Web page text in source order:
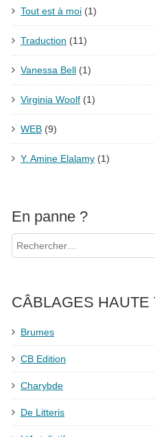
Tout est à moi (1)
Traduction (11)
Vanessa Bell (1)
Virginia Woolf (1)
WEB (9)
Y. Amine Elalamy (1)
En panne ?
CÂBLAGES HAUTE
Brumes
CB Edition
Charybde
De Litteris